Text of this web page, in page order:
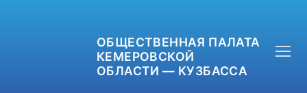
ОБЩЕСТВЕННАЯ ПАЛАТА
КЕМЕРОВСКОЙ
ОБЛАСТИ — КУЗБАССА